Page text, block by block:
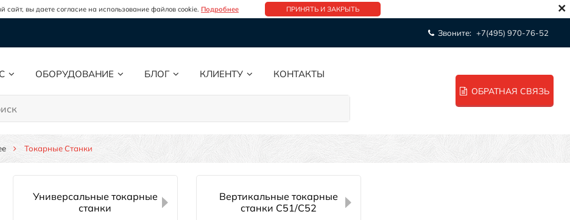
сайт, вы даете согласие на использование файлов cookie. Подробнее ПРИНЯТЬ И ЗАКРЫТЬ ×
Звоните: +7(495) 970-76-52
ОБОРУДОВАНИЕ БЛОГ КЛИЕНТУ КОНТАКТЫ
ОБРАТНАЯ СВЯЗЬ
Токарные Станки
Универсальные токарные
станки
Вертикальные токарные
станки C51/C52